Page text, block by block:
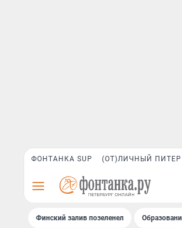
ФОНТАНКА SUP (ОТ)ЛИЧНЫЙ ПИТЕР
Финский залив позеленел